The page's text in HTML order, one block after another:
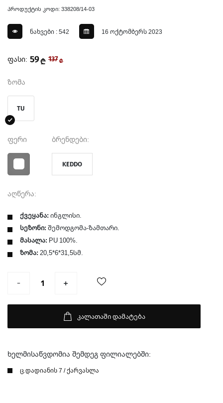
პროდუქტის კოდი: 338208/14-03
ნახვები : 542 16 ოქტომბერს 2023
ფასი: 59₾ 137 ₾
ზომა
TU
ფერი ბრენდები:
KEDDO
აღწერა:
ქვეყანა: ინგლისი.
სეზონი: შემოდგომა-ზამთარი.
მასალა: PU 100%.
ზომა: 20,5*6*31,5სმ.
კალათაში დამატება
ხელმისაწვდომია შემდეგ ფილიალებში:
ც.დადიანის 7 / ქარვასლა